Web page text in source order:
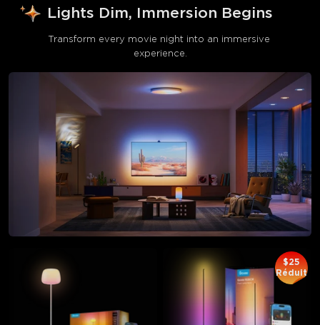
Lights Dim, Immersion Begins
Transform every movie night into an immersive
experience.
$25
Réduit